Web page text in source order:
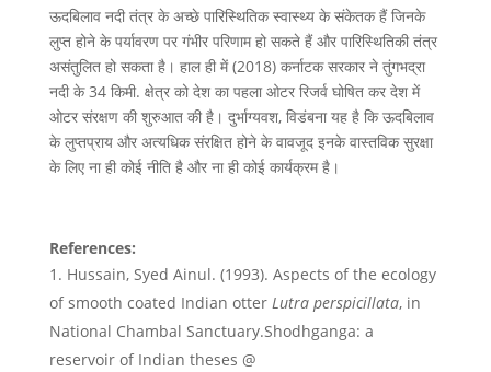
ऊदबिलाव नदी तंत्र के अच्छे पारिस्थितिक स्वास्थ्य के संकेतक हैं जिनके
लुप्त होने के पर्यावरण पर गंभीर परिणाम हो सकते हैं और पारिस्थितिकी तंत्र
असंतुलित हो सकता है। हाल ही में (2018) कर्नाटक सरकार ने तुंगभद्रा
नदी के 34 किमी. क्षेत्र को देश का पहला ओटर रिजर्व घोषित कर देश में
ओटर संरक्षण की शुरुआत की है। दुर्भाग्यवश, विडंबना यह है कि ऊदबिलाव
के लुप्तप्राय और अत्यधिक संरक्षित होने के वावजूद इनके वास्तविक सुरक्षा
के लिए ना ही कोई नीति है और ना ही कोई कार्यक्रम है।
References:
Hussain, Syed Ainul. (1993). Aspects of the ecology
of smooth coated Indian otter Lutra perspicillata, in
National Chambal Sanctuary.Shodhganga: a
reservoir of Indian theses @